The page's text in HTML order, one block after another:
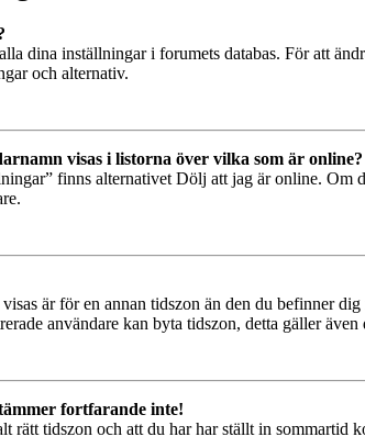
dina inställningar i forumets databas. För att
och alternativ.
visas i listorna över vilka som är online?
finns alternativet Dölj att jag är online. Om
visas är för en annan tidszon än den du befinner
användare kan byta tidszon, detta gäller
fortfarande inte!
rätt tidszon och att du har har ställt in